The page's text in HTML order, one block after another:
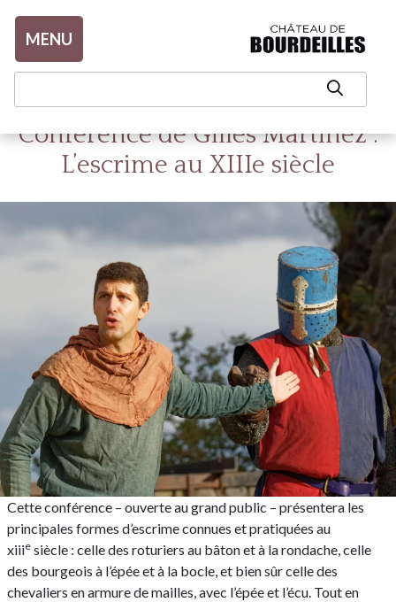
MENU
Conférence de Gilles Martinez :
L’escrime au XIIIe siècle
Cette conférence – ouverte au grand public – présentera les
principales formes d’escrime connues et pratiquées au
xiiie siècle : celle des roturiers au bâton et à la rondache, celle
des bourgeois à l’épée et à la bocle, et bien sûr celle des
chevaliers en armure de mailles, avec l’épée et l’écu. Tout en